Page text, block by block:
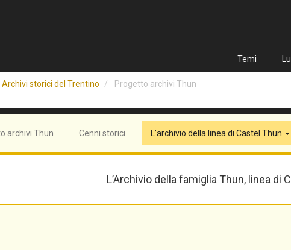
Temi
Archivi storici del Trentino Progetto archivi Thun
archivi Thun Cenni storici L’archivio della linea di Castel Thun
L’Archivio della famiglia Thun, linea di